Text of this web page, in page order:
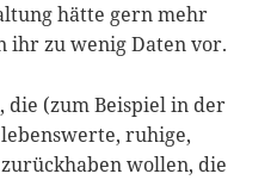
hätte gern mehr
ihr zu wenig Daten vor.
die (zum Beispiel in der
ruhige,
wollen, die